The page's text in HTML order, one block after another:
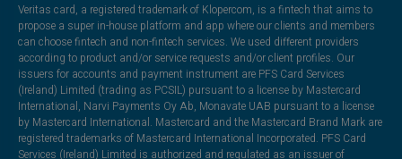
Veritas card, a registered trademark of Klopercom, is a fintech that aims to
propose a super in-house platform and app where our clients and members
can choose fintech and non-fintech services. We used different providers
according to product and/or service requests and/or client profiles. Our
issuers for accounts and payment instrument are PFS Card Services
(Ireland) Limited (trading as PCSIL) pursuant to a license by Mastercard
International, Narvi Payments Oy Ab, Monavate UAB pursuant to a license
by Mastercard International. Mastercard and the Mastercard Brand Mark are
registered trademarks of Mastercard International Incorporated. PFS Card
Services (Ireland) Limited is authorized and regulated as an issuer of